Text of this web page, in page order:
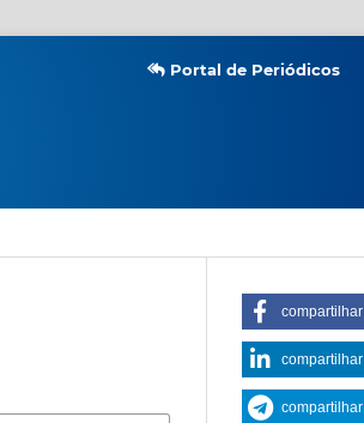
Portal de Periódicos
compartilhar
compartilhar
compartilhar